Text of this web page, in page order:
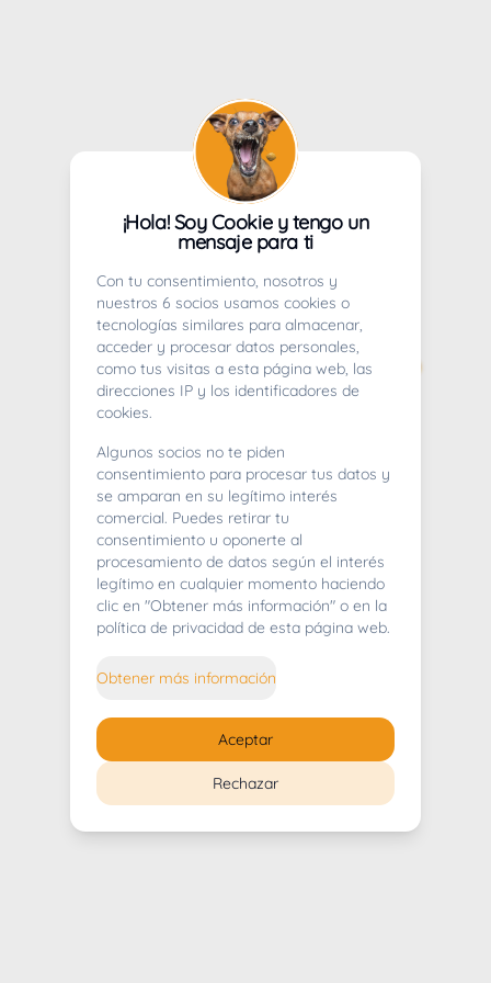
404
Whoops! Lo sentimos mucho.
¡Hola! Soy Cookie y tengo un
mensaje para ti
Con tu consentimiento, nosotros y
nuestros 6 socios usamos cookies o
tecnologías similares para almacenar,
acceder y procesar datos personales,
como tus visitas a esta página web, las
direcciones IP y los identificadores de
cookies.
Algunos socios no te piden
consentimiento para procesar tus datos y
se amparan en su legítimo interés
comercial. Puedes retirar tu
consentimiento u oponerte al
procesamiento de datos según el interés
legítimo en cualquier momento haciendo
clic en "Obtener más información" o en la
política de privacidad de esta página web.
Obtener más información
Rechazar
Aceptar